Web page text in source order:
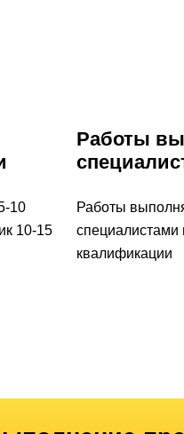
10
10-15
Работы
Работы
специалистами
квалификации